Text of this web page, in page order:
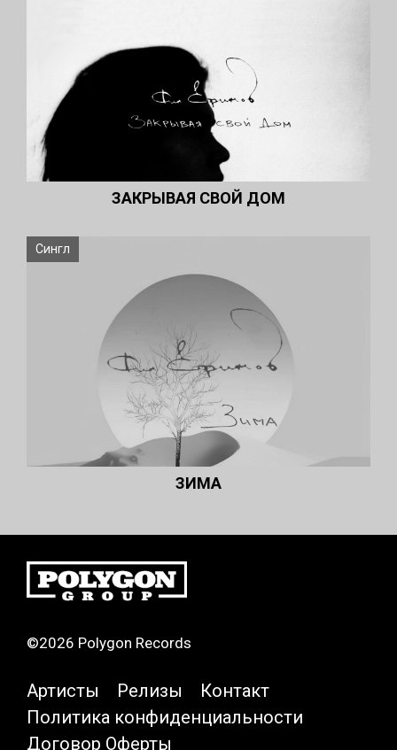
ЗАКРЫВАЯ СВОЙ ДОМ
Сингл
ЗИМА
©2026 Polygon Records
Артисты Релизы
Контакт
Политика конфиденциальности
Договор Оферты